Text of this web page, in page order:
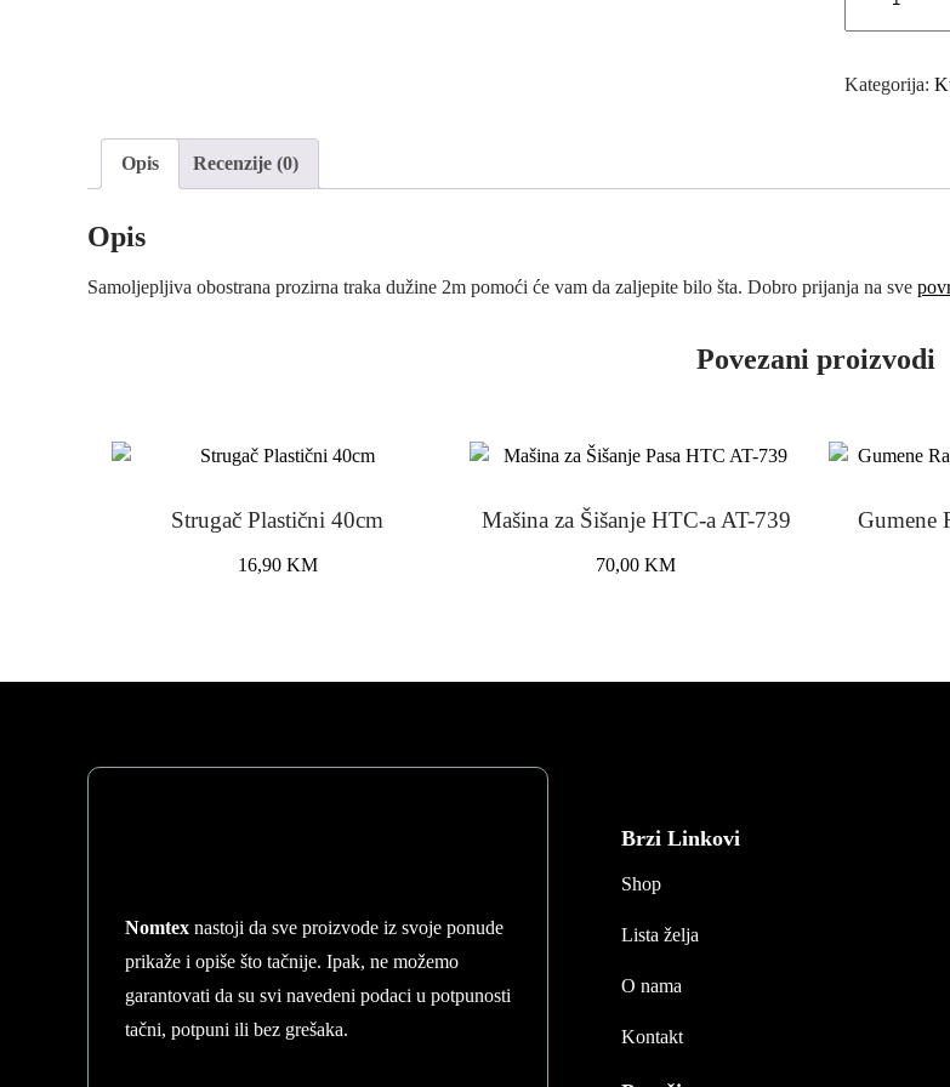
Obostrana
Prozirna
2m
Kategorija:
Opis Recenzije (0)
Opis
Samoljepljiva obostrana prozirna traka dužine 2m pomoći će vam da zaljepite bilo šta. Dobro prijanja na sve
Povezani proizvodi
Strugač Plastični 40cm
16,90 KM
Mašina za Šišanje HTC-a AT-739
70,00KM
Gumene
Nomtex nastoji da sve proizvode iz svoje ponude
prikaže i opiše što tačnije. Ipak, ne možemo
garantovati da su svi navedeni podaci u potpunosti
tačni, potpuni ili bez grešaka.
Brzi Linkovi
Shop
Lista želja
O nama
Kontakt